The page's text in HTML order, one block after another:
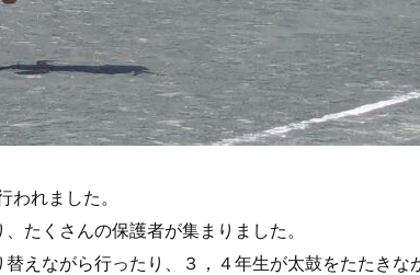
れました。
たくさんの保護者が集まりました。
えながら行ったり、３，４年生が太鼓をたたき